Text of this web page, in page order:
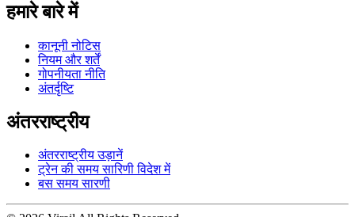
हमारे बारे में
कानूनी नोटिस
नियम और शर्तें
गोपनीयता नीति
अंतर्दृष्टि
अंतरराष्ट्रीय
अंतरराष्ट्रीय उड़ानें
ट्रेन की समय सारिणी विदेश में
बस समय सारणी